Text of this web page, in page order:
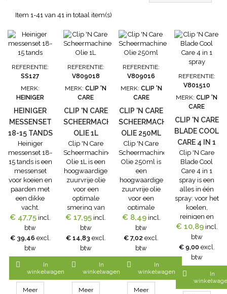
Item 1-41 van 41 in totaal item(s)
REFERENTIE:
SS127
MERK:
HEINIGER
HEINIGER
MESSENSET
18-15 TANDS
Heiniger
messenset 18-
15 tands is een
messenset
voor koeien en
paarden met
een dikke
vacht.
Scheerhoogte
2-4 mm.
Bovenmes 15
tand en
ondermes 18
€ 47,75 incl.
btw
€ 39,46 excl.
btw

In
winkelwagen
Meer
REFERENTIE:
V809018
MERK:CLIP 'N
CARE
CLIP 'N CARE
SCHEERMACHINE
OLIE 1L
Clip 'N Care
Scheermachine
Olie 1L is een
hoogwaardige
zuurvrije olie
voor een
optimale
smering van
scheermessen
en tondeuse
kopjes. Clip 'N
Care
Scheermachine
Olie is tevens
geschikt voor
het oliën van
bewegende
€ 17,95 incl.
btw
€ 14,83 excl.
btw

In
winkelwagen
Meer
REFERENTIE:
V809016
MERK: CLIP 'N
CARE
CLIP 'N CARE
SCHEERMACHINE
OLIE 250ML
Clip 'N Care
Scheermachine
Olie 250ml is
een
hoogwaardige
zuurvrije olie
voor een
optimale
smering van
scheermessen
en tondeuse
kopjes. Clip 'N
Care
Scheermachine
Olie is tevens
geschikt voor
het oliën van
€ 8,49 incl.
btw
€ 7,02 excl.
btw

In
winkelwagen
Meer
REFERENTIE:
V801510
MERK:CLIP 'N
CARE
CLIP 'N CARE
BLADE COOL
CARE 4 IN 1
SPRAY
Clip 'N Care
Blade Cool
Care 4 in 1
spray is een
alles in één
spray: voor het
koelen,
reinigen en
conserveren
van
scheermessen,
snijbladen en
scheerkoppen.
Spray (tijdens
het scheren)
eenvoudig
€ 10,89 incl.
btw
€ 9,00 excl.
btw

In